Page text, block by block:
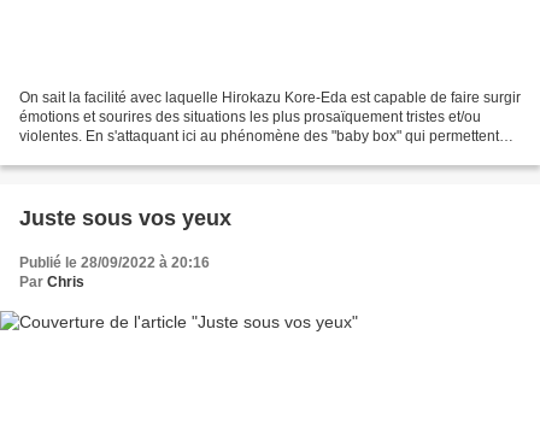
On sait la facilité avec laquelle Hirokazu Kore-Eda est capable de faire surgir
émotions et sourires des situations les plus prosaïquement tristes et/ou
violentes. En s'attaquant ici au phénomène des "baby box" qui permettent
Juste sous vos yeux
Publié le 28/09/2022 à 20:16
Par Chris